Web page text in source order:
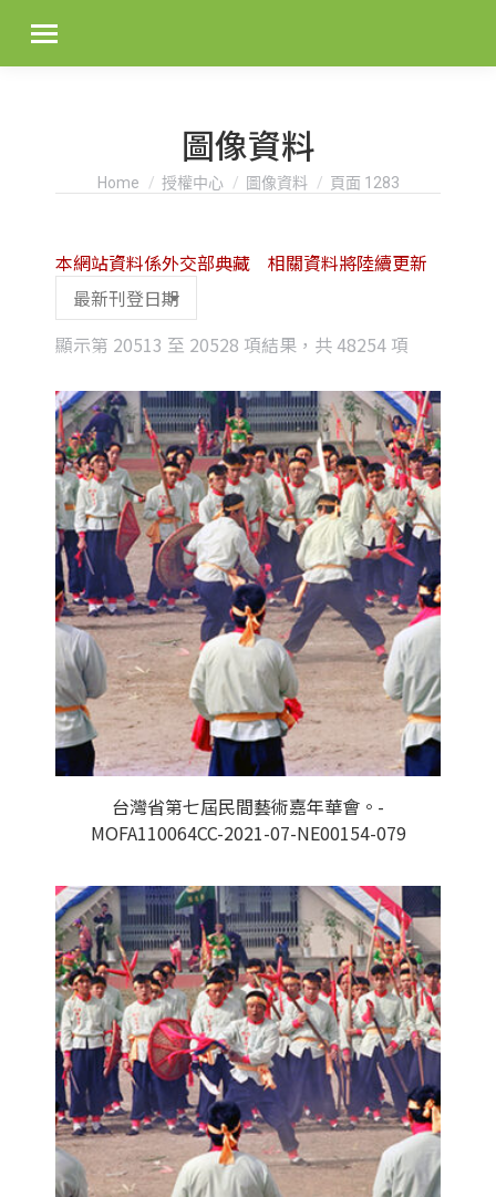
圖像資料
You are here:
Home 授權中心 圖像資料 頁面 1283
顯示第 20513 至 20528 項結果，共 48254 項
latest
本網站資料係外交部典藏 相關資料將陸續更新
台灣省第七屆民間藝術嘉年華會。-
MOFA110064CC-2021-07-NE00154-079